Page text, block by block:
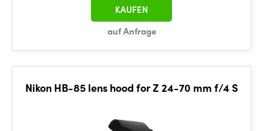
auf Anfrage
KAUFEN
Nikon HB-85 lens hood for Z 24-70 mm f/4 S